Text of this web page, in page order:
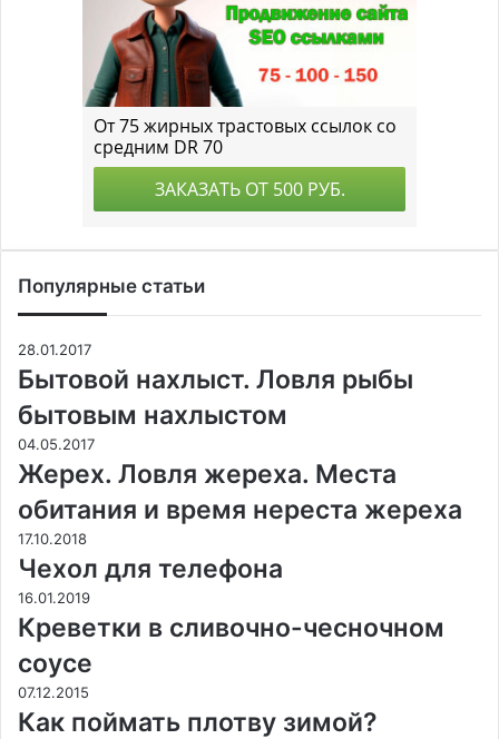
Популярные статьи
28.01.2017
Бытовой нахлыст. Ловля рыбы
бытовым нахлыстом
04.05.2017
Жерех. Ловля жереха. Места
обитания и время нереста жереха
17.10.2018
Чехол для телефона
16.01.2019
Креветки в сливочно-чесночном
соусе
07.12.2015
Как поймать плотву зимой?